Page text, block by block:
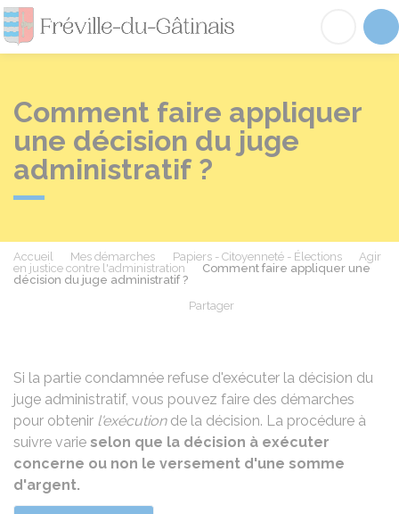
Fréville-du-
Comment faire appliquer
une décision du juge
administratif ?
Accueil Mes démarches Papiers - Citoyenneté - Élections
Agir
en justice contre l'administration
Comment faire appliquer une
décision du juge administratif ?
Partager
Si la partie condamnée refuse d'exécuter la décision du
juge administratif, vous pouvez faire des démarches
pour obtenir l'exécutionde la décision. La procédure à
suivre varie selon que la décision à exécuter
concerne ou non le versement d'une somme
d'argent.